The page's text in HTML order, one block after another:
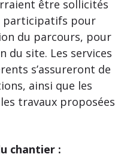
être sollicités
participatifs pour
du parcours, pour
du site. Les services
s’assureront de
ainsi que les
travaux proposées
chantier :